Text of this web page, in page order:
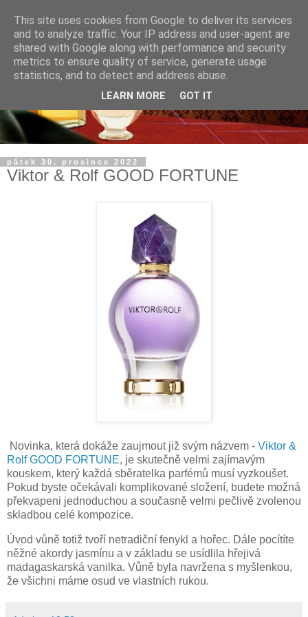
pátek 30. prosince 2022
Viktor & Rolf GOOD FORTUNE
Novinka, která dokáže zaujmout již svým názvem - Viktor &
Rolf GOOD FORTUNE, je skutečně velmi zajímavým
kouskem, který každá sběratelka parfémů musí vyzkoušet.
Pokud byste očekávali komplikované složení, budete možná
překvapeni jednoduchou a současně velmi pečlivě zvolenou
skladbou celé kompozice.
Úvod vůně totiž tvoří netradiční fenykl a hořec. Dále pocítíte
něžné akordy jasmínu a v základu se usídlila hřejivá
madagaskarská vanilka. Vůně byla navržena s myšlenkou,
že všichni máme osud ve vlastních rukou.
This site uses cookies from Google to deliver its services
and to analyze traffic. Your IP address and user-agent are
shared with Google along with performance and security
metrics to ensure quality of service, generate usage
statistics, and to detect and address abuse.
LEARN MORE GOT IT